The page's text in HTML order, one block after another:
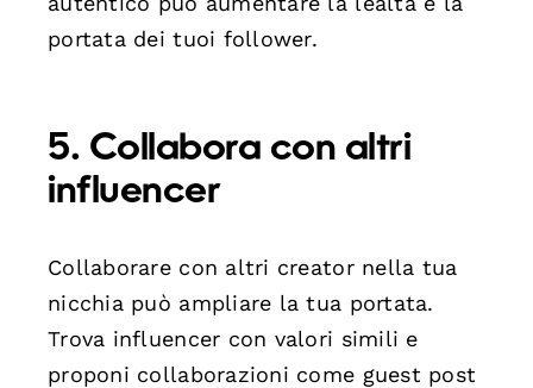
portata dei tuoi follower.
5. Collabora con altri
influencer
Collaborare con altri creator nella tua
nicchia può ampliare la tua portata.
Trova influencer con valori simili e
proponi collaborazioni come guest post